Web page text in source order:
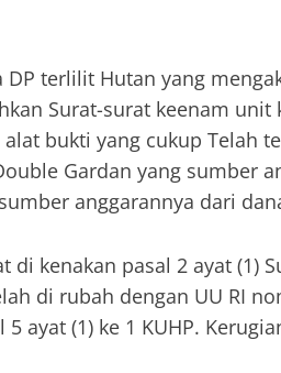
DP terlilit Hutan yang
Surat-surat keenam
bukti yang cukup Telah
Gardan yang sumber
anggarannya dari
di kenakan pasal 2 ayat (1)
di rubah dengan UU RI
5 ayat (1) ke 1 KUHP.